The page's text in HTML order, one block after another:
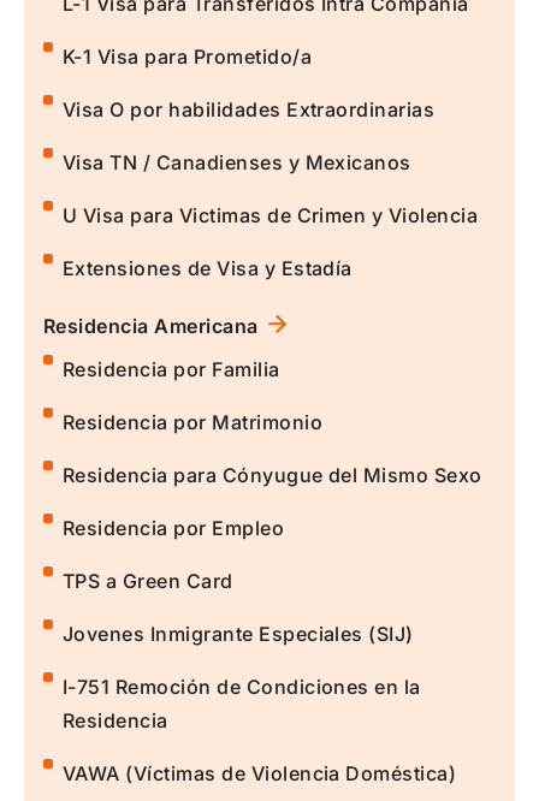
K-1 Visa para Prometido/a
Visa O por habilidades Extraordinarias
Visa TN / Canadienses y Mexicanos
U Visa para Victimas de Crimen y Violencia
Extensiones de Visa y Estadía
Residencia Americana
Residencia por Familia
Residencia por Matrimonio
Residencia para Cónyugue del Mismo Sexo
Residencia por Empleo
TPS a Green Card
Jovenes Inmigrante Especiales (SIJ)
I-751 Remoción de Condiciones en la
Residencia
VAWA (Víctimas de Violencia Doméstica)